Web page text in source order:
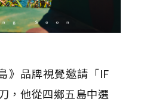
》品牌視覺邀請「IF
，他從四鄉五島中選